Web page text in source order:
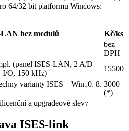
64/32 bit platformu Windows:
LAN bez modulů
Kč/ks
bez
DPH
(panel ISES-LAN, 2 A/D
I/O, 150 kHz)
15500
varianty ISES – Win10, 8, 3000
(*)
a upgradeové slevy
ISES-link